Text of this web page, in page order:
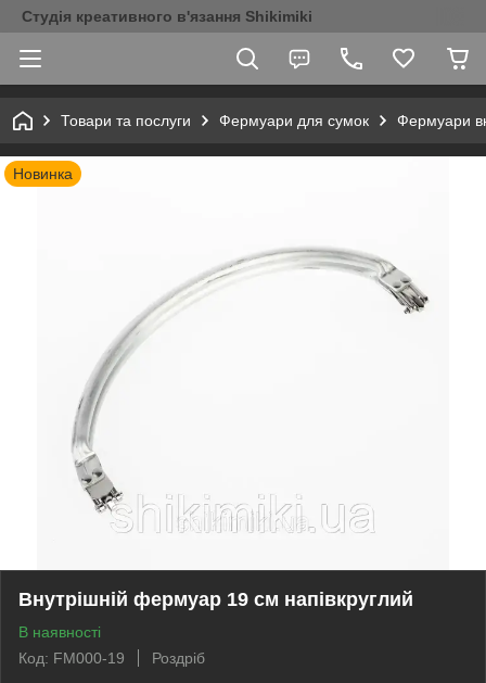
Студія креативного в'язання Shikimiki
Товари та послуги Фермуари для сумок Фермуари
Новинка
Внутрішній фермуар 19 см напівкруглий
В наявності
Код: FM000-19
Роздріб